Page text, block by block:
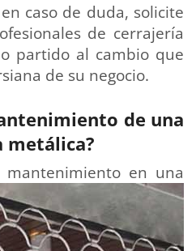
caso de duda, solicite
de cerrajería
partido al cambio que
de su negocio.
de una
metálica?
en una